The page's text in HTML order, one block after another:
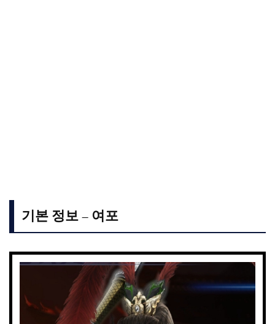
기본 정보 – 여포